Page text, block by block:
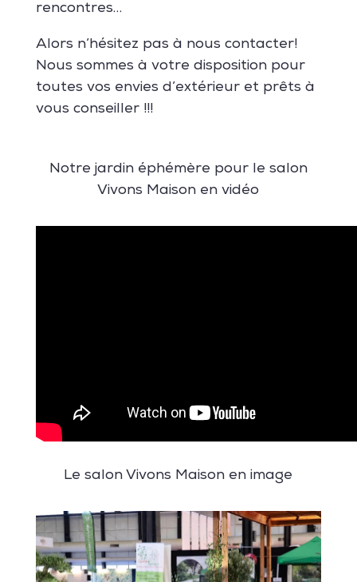
rencontres…
Alors n’hésitez pas à nous contacter!
Nous sommes à votre disposition pour
toutes vos envies d’extérieur et prêts à
vous conseiller !!!
Notre jardin éphémère pour le salon
Vivons Maison en vidéo
Le salon Vivons Maison en image